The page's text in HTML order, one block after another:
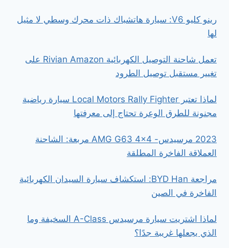
رينو كليو V6: سيارة هاتشباك ذات محرك وسطي لا مثيل
لها
تعمل شاحنة التوصيل الكهربائية Rivian Amazon على
تغيير مستقبل توصيل الطرود
لماذا تعتبر Local Motors Rally Fighter سيارة رياضية
مجنونة للطرق الوعرة تحتاج إلى معرفتها
2023 مرسيدس- AMG G63 4×4 مربعة: الشاحنة
العملاقة الفاخرة المطلقة
مراجعة BYD Han: استكشاف سيارة السيدان الكهربائية
الفاخرة في الصين
لماذا اشتريت سيارة مرسيدس A-Class السخيفة وما
الذي يجعلها غريبة جدًا؟